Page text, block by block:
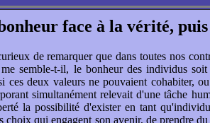
face à la vérité,
de remarquer que dans toutes nos
me semble-t-il, le bonheur des individus
ces deux valeurs ne pouvaient cohabiter,
simultanément relevait d'une tâche
la possibilité d'exister en tant
choix qui engagent son avenir, de prendre